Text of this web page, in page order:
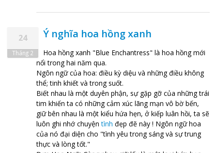
24
Tháng 2
Ý nghĩa hoa hồng xanh
Hoa hồng xanh "Blue Enchantress" là hoa hồng mới
nổi trong hai năm qua.
Ngôn ngữ của hoa: điều kỳ diệu và những điều không
thể; tinh khiết và trong suốt.
Biết nhau là một duyên phận, sự gặp gỡ của những trái
tim khiến ta có những cảm xúc lãng mạn vô bờ bến,
giữ bên nhau là một kiểu hứa hẹn, ở kiếp luân hồi, ta sẽ
luôn ghi nhớ chuyệntình đẹp đẽ này ! Ngôn ngữ hoa
của nó đại diện cho "tình yêu trong sáng và sự trung
thực và lòng tốt."